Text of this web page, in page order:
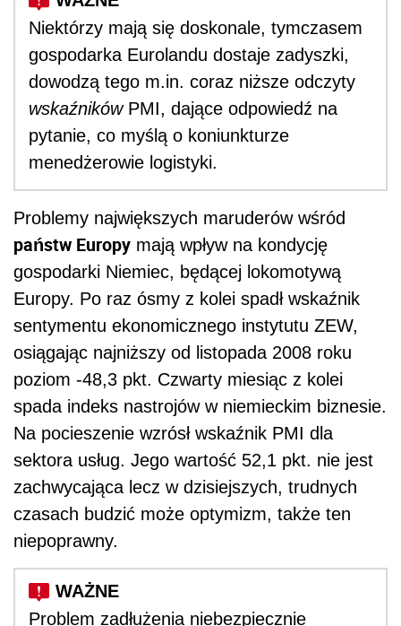
Niektórzy mają się doskonale, tymczasem
gospodarka Eurolandu dostaje zadyszki,
dowodzą tego m.in. coraz niższe odczyty
wskaźnikówPMI, dające odpowiedź na
pytanie, co myślą o koniunkturze
menedżerowie logistyki.
Problemy największych maruderów wśród
państw Europy mają wpływ na kondycję
gospodarki Niemiec, będącej lokomotywą
Europy. Po raz ósmy z kolei spadł wskaźnik
sentymentu ekonomicznego instytutu ZEW,
osiągając najniższy od listopada 2008 roku
poziom -48,3 pkt. Czwarty miesiąc z kolei
spada indeks nastrojów w niemieckim biznesie.
Na pocieszenie wzrósł wskaźnik PMI dla
sektora usług. Jego wartość 52,1 pkt. nie jest
zachwycająca lecz w dzisiejszych, trudnych
czasach budzić może optymizm, także ten
niepoprawny.
Problem zadłużenia niebezpiecznie